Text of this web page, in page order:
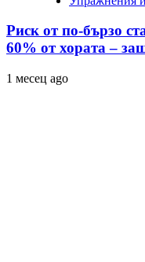
Риск от по-бързо
60% от хората –
1 месец ago